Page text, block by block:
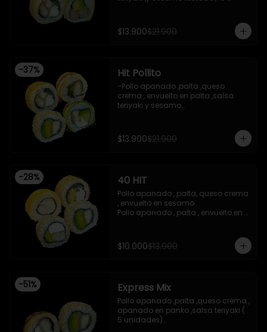
,envuelto en palta ,salsa
acevichada ,y chichimi , 10 piezas
$13.900$21.900
-37% Hit Pollito
-Pollo apanado ,palta ,queso
crema , envuelto en palta ,salsa
teriyaki y sesamo
-Pollo apanado , cebollin , apanado
en panko , salsa umami , salsa
-incluye 2 salsas de soya , 1 salsa
teriyaki , 1wasabi , 1 gengibre , 3
palitos .
-Imagen referencial .
$13.900$21.900
-28% 40 HIT
Pollo apanado , palta, queso crema
, envuelto en sesamo
Pollo apanado , palta , envuelto en
apanado en panko
Kanikama , queso crema ,
$10.000$13.900
-51% Express Mix
Pollo apanado ,palta ,queso crema ,
apanado en panko ,salsa teriyaki (
5 unidades)